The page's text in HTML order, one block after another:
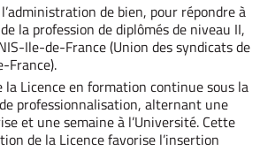
de bien, pour répondre à
la profession de diplômés de niveau II,
Ile-de-France (Union des syndicats de
France).
la Licence en formation continue sous la
professionnalisation, alternant une
et une semaine à l’Université. Cette
de la Licence favorise l’insertion